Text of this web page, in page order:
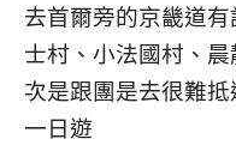
去首爾旁的京畿道
士村、小法國村、
次是跟團是去很難
一日遊